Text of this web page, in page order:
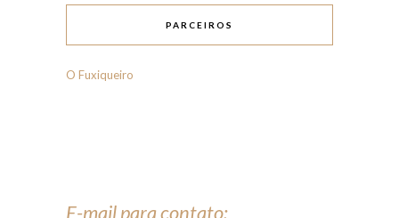
PARCEIROS
O Fuxiqueiro
E-mail para contato: